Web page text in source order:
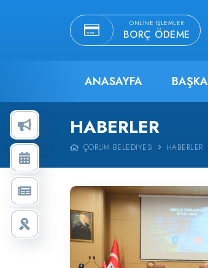
ONLINE İŞLEMLER
BORÇ ÖDEME
ANASAYFA
HABERLER
ÇORUM BELEDIYESI HABERLER